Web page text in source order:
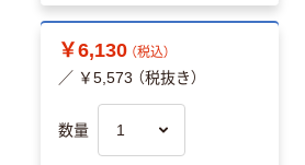
￥6,130 （税込）
／ ￥5,573 （税抜き）
数量